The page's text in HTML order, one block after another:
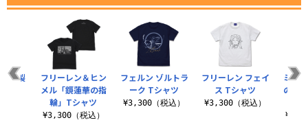
フェルン ゾルトラ
ーク Tシャツ
¥3,300（税込）
フリーレン フェイ
ス Tシャツ
¥3,300（税込）
ミミ
のフ
複製
フリーレン＆ヒン
メル「鏡蓮華の指
輪」Tシャツ
¥3,300（税込）